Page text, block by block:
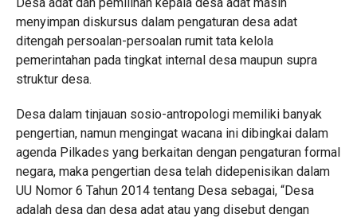
menyimpan diskursus dalam pengaturan desa adat
ditengah persoalan-persoalan rumit tata kelola
pemerintahan pada tingkat internal desa maupun supra
struktur desa.
Desa dalam tinjauan sosio-antropologi memiliki banyak
pengertian, namun mengingat wacana ini dibingkai dalam
agenda Pilkades yang berkaitan dengan pengaturan formal
negara, maka pengertian desa telah didepenisikan dalam
UU Nomor 6 Tahun 2014 tentang Desa sebagai, “Desa
adalah desa dan desa adat atau yang disebut dengan